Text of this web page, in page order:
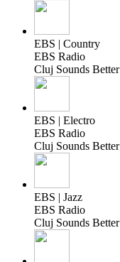
EBS | Country
EBS Radio
Cluj Sounds Better
EBS | Electro
EBS Radio
Cluj Sounds Better
EBS | Jazz
EBS Radio
Cluj Sounds Better